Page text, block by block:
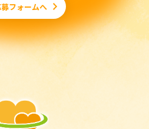
フォームへ